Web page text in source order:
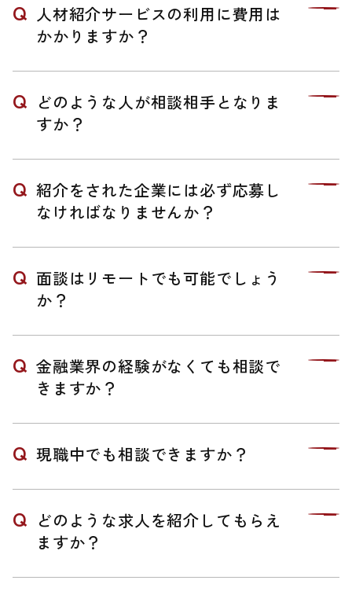
人材紹介サービスの利用に費用は
かかりますか？
どのような人が相談相手となりま
すか？
紹介をされた企業には必ず応募し
なければなりませんか？
面談はリモートでも可能でしょう
か？
金融業界の経験がなくても相談で
きますか？
現職中でも相談できますか？
どのような求人を紹介してもらえ
ますか？